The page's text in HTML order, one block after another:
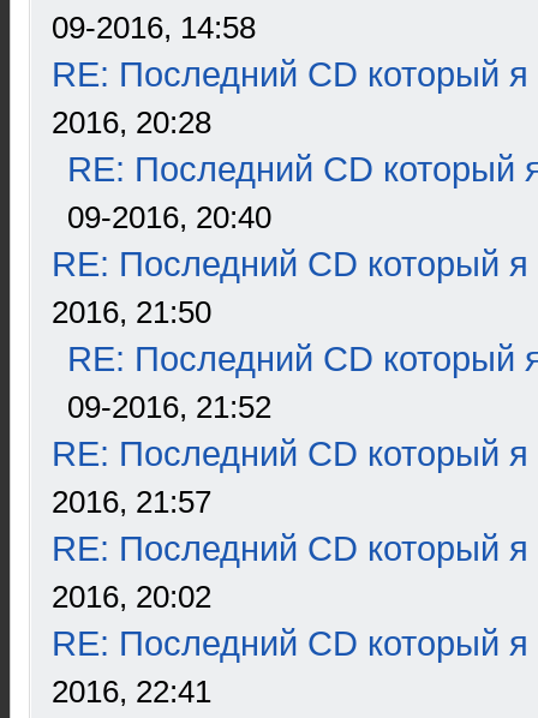
09-2016, 14:58
RE: Последний CD который я
2016, 20:28
RE: Последний CD который
09-2016, 20:40
RE: Последний CD который я
2016, 21:50
RE: Последний CD который
09-2016, 21:52
RE: Последний CD который я
2016, 21:57
RE: Последний CD который я
2016, 20:02
RE: Последний CD который я
2016, 22:41